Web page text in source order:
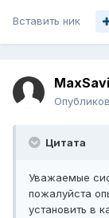
Вставить ник
Цитата
Уважаемые
пожалуйста
установить в